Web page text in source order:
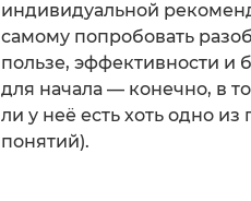
индивидуальной
самому попробовать
пользе, эффективности и
для начала — конечно, в
ли у неё есть хоть одно
понятий).